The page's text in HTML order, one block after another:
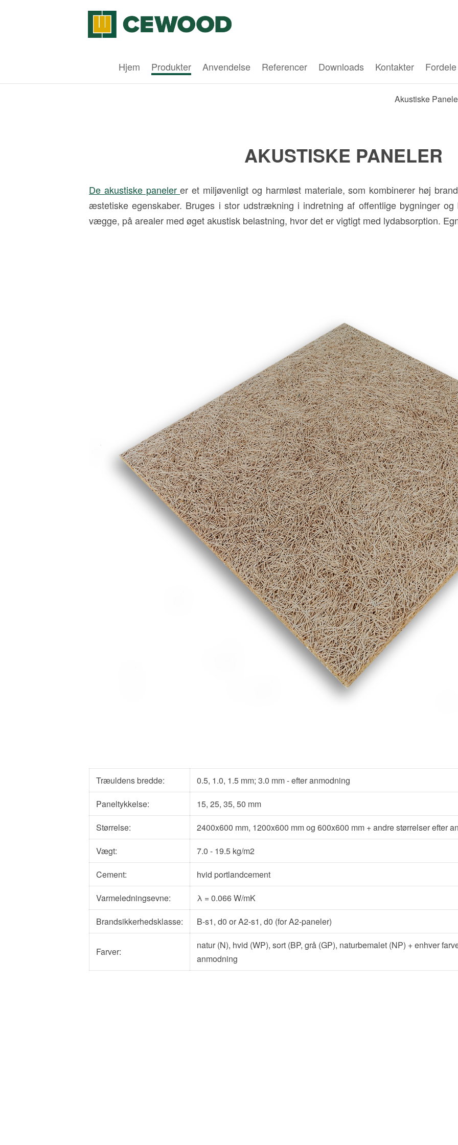
Hjem Produkter Anvendelse Referencer Downloads Kontakter Fordele
Akustiske
AKUSTISKE PANELER
De akustiske panelerer et miljøvenligt og harmløst materiale, som kombinerer høj
æstetiske egenskaber. Bruges i stor udstrækning i indretning af offentlige bygninger
vægge, på arealer med øget akustisk belastning, hvor det er vigtigt med lydabsorption.
Træuldens bredde:
0.5, 1.0, 1.5 mm; 3.0 mm - efter anmodning
Paneltykkelse:
15, 25, 35, 50 mm
Størrelse:
2400x600 mm, 1200x600 mm og 600x600 mm + andre størrelser efter
Vægt:
7.0 - 19.5 kg/m2
Cement:
hvid portlandcement
Varmeledningsevne:
λ = 0.066 W/mK
Brandsikkerhedsklasse:
B-s1, d0 or A2-s1, d0 (for A2-paneler)
Farver:
natur (N), hvid (WP), sort (BP, grå (GP), naturbemalet (NP) + enhver
anmodning